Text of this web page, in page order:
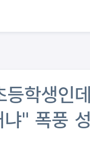
학생인데
" 폭풍 성